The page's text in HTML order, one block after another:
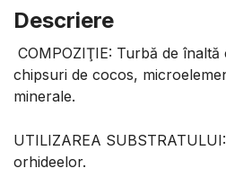
Descriere
COMPOZIŢIE: Turbă de
chipsuri de cocos,
minerale.
UTILIZAREA
orhideelor.